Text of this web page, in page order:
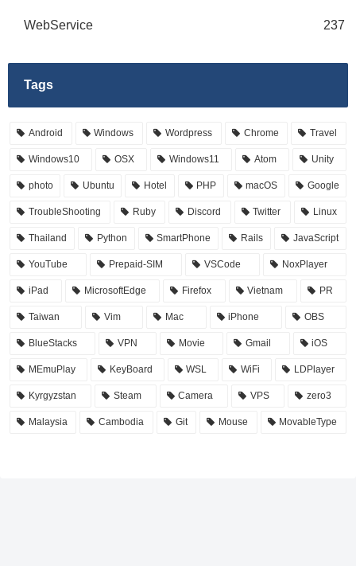
WebService 237
Tags
Android Windows Wordpress Chrome Travel
Windows10 OSX Windows11 Atom Unity
photo Ubuntu Hotel PHP macOS Google
TroubleShooting Ruby Discord Twitter Linux
Thailand Python SmartPhone Rails JavaScript
YouTube Prepaid-SIM VSCode NoxPlayer
iPad MicrosoftEdge Firefox Vietnam PR
Taiwan Vim Mac iPhone OBS
BlueStacks VPN Movie Gmail iOS
MEmuPlay KeyBoard WSL WiFi LDPlayer
Kyrgyzstan Steam Camera VPS zero3
Malaysia Cambodia Git Mouse MovableType